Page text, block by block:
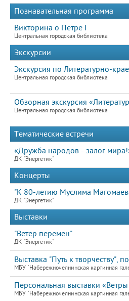
Познавательная программа
Викторина о Петре I
Центральная городская библиотека
Экскурсии
Экскурсия по Литературно-
Центральная городская библиотека
Обзорная экскурсия
Центральная городская библиотека
Тематические встречи
«Дружба народов - залог
ДК "Энергетик"
Концерты
"К 80-летию Муслима
ДК "Энергетик"
Выставки
"Ветер перемен"
ДК "Энергетик"
Выставка "Путь к творчеству",
МБУ "Набережночелнинская картинная
Персональная выставки
МБУ "Набережночелнинская картинная